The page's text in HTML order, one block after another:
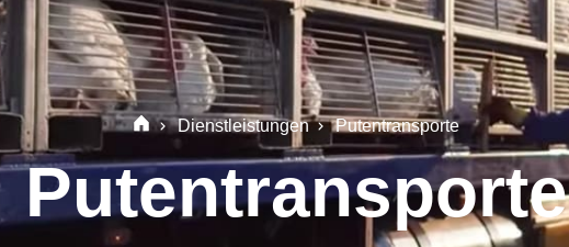
Dienstleistungen Putentransporte
Putentransporte